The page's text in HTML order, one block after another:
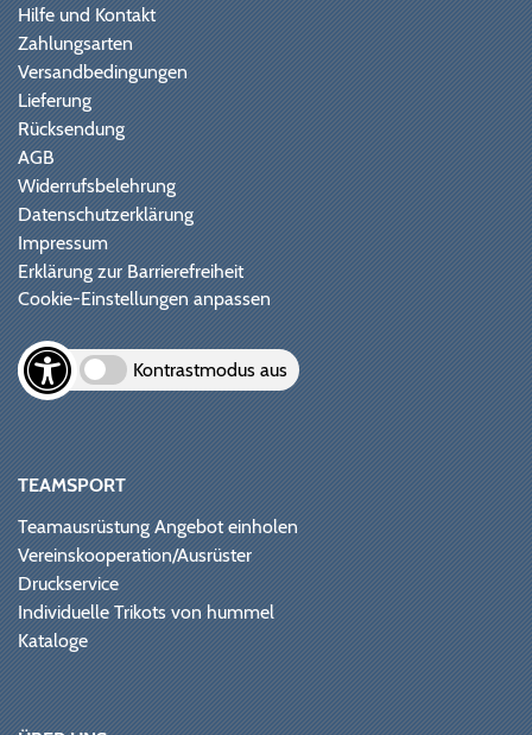
Hilfe und Kontakt
Zahlungsarten
Versandbedingungen
Lieferung
Rücksendung
AGB
Widerrufsbelehrung
Datenschutzerklärung
Impressum
Erklärung zur Barrierefreiheit
Cookie-Einstellungen anpassen
Kontrastmodus aus
TEAMSPORT
Teamausrüstung Angebot einholen
Vereinskooperation/Ausrüster
Druckservice
Individuelle Trikots von hummel
Kataloge